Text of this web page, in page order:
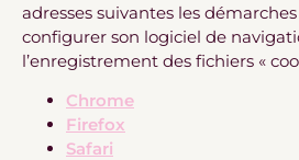
adresses suivantes les
configurer son logiciel de
l’enregistrement des fichiers «
Chrome
Firefox
Safari